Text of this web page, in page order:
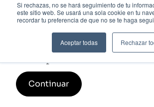
Si rechazas, no se hará seguimiento de tu
este sitio web. Se usará una sola cookie en tu
recordar tu preferencia de que no se te haga
Aceptar todas Rechazar
Mercado y gestión de
renta fija. Mercado de
Continuar